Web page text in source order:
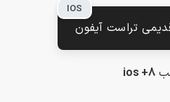
IOS
تراست آیفون
ios +8